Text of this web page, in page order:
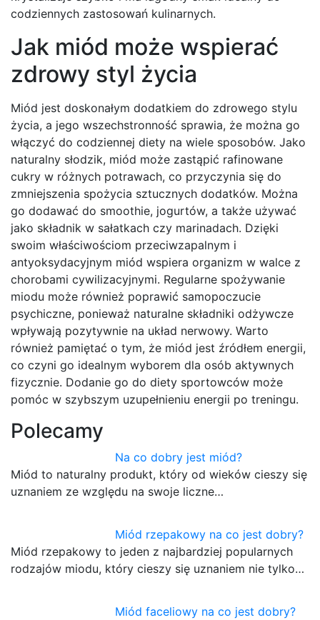
codziennych zastosowań kulinarnych.
Jak miód może wspierać
zdrowy styl życia
Miód jest doskonałym dodatkiem do zdrowego stylu
życia, a jego wszechstronność sprawia, że można go
włączyć do codziennej diety na wiele sposobów. Jako
naturalny słodzik, miód może zastąpić rafinowane
cukry w różnych potrawach, co przyczynia się do
zmniejszenia spożycia sztucznych dodatków. Można
go dodawać do smoothie, jogurtów, a także używać
jako składnik w sałatkach czy marinadach. Dzięki
swoim właściwościom przeciwzapalnym i
antyoksydacyjnym miód wspiera organizm w walce z
chorobami cywilizacyjnymi. Regularne spożywanie
miodu może również poprawić samopoczucie
psychiczne, ponieważ naturalne składniki odżywcze
wpływają pozytywnie na układ nerwowy. Warto
również pamiętać o tym, że miód jest źródłem energii,
co czyni go idealnym wyborem dla osób aktywnych
fizycznie. Dodanie go do diety sportowców może
pomóc w szybszym uzupełnieniu energii po treningu.
Polecamy
Na co dobry jest miód?
Miód to naturalny produkt, który od wieków cieszy się
uznaniem ze względu na swoje liczne…
Miód rzepakowy na co jest dobry?
Miód rzepakowy to jeden z najbardziej popularnych
rodzajów miodu, który cieszy się uznaniem nie tylko…
Miód faceliowy na co jest dobry?